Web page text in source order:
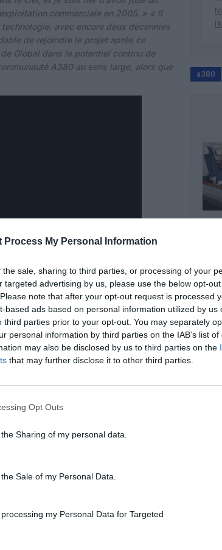
Process My Personal Information
the sale, sharing to third parties, or processing of your
targeted advertising by us, please use the below opt-
note that after your opt-out request is processed
based ads based on personal information utilized by us
third parties prior to your opt-out. You may separately
personal information by third parties on the IAB’s list of
may also be disclosed by us to third parties on the
that may further disclose it to other third parties.
Opt Outs
Sharing of my personal data.
Sale of my Personal Data.
my Personal Data for Targeted
commerciale en 2005. » « Il
avec encore deux décennies
de rejoindre le projet après ce
Global dans le potentiel continu de
A380 au sens large, alors que
a380